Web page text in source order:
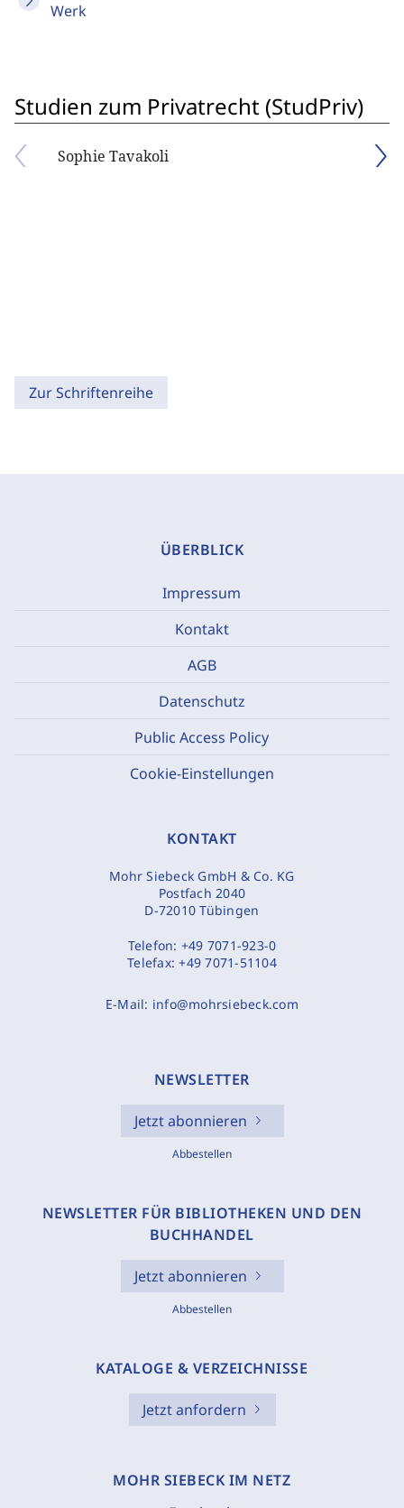
Werk
Studien zum Privatrecht (StudPriv)
Sophie Tavakoli
Zur Schriftenreihe
ÜBERBLICK
Impressum
Kontakt
AGB
Datenschutz
Public Access Policy
Cookie-Einstellungen
KONTAKT
Mohr Siebeck GmbH & Co. KG
Postfach 2040
D-72010 Tübingen
Telefon: +49 7071-923-0
Telefax:+49 7071-51104
E-Mail: info@mohrsiebeck.com
NEWSLETTER
Jetzt abonnieren
Abbestellen
NEWSLETTER FÜR BIBLIOTHEKEN UND DEN
BUCHHANDEL
Jetzt abonnieren
Abbestellen
KATALOGE & VERZEICHNISSE
Jetzt anfordern
MOHR SIEBECK IM NETZ